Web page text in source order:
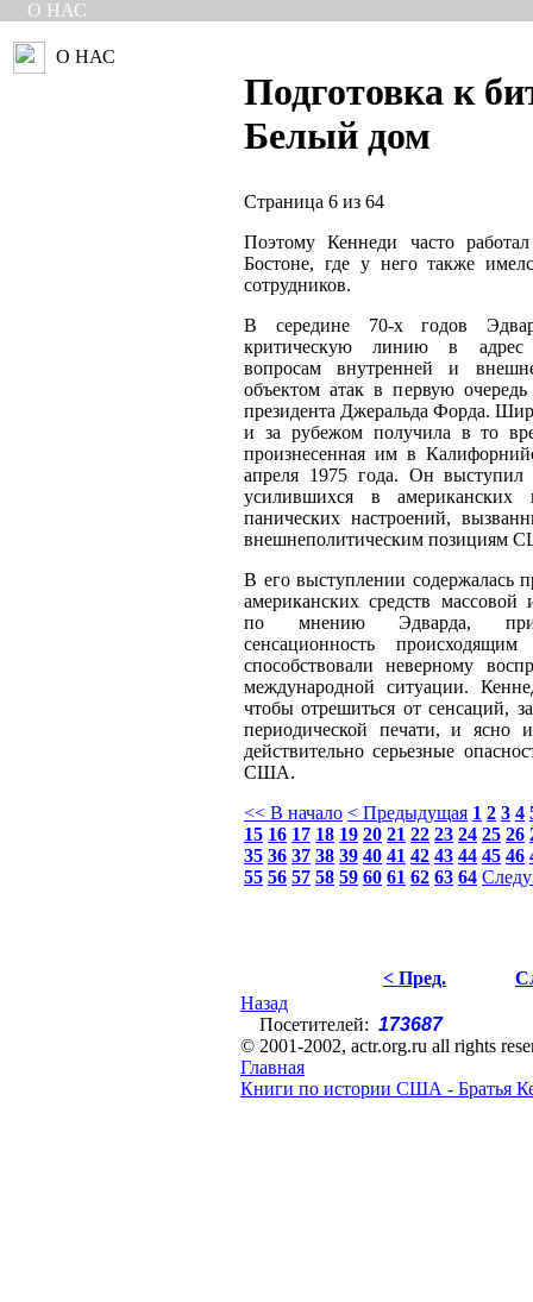
О НАС
О НАС
Подготовка к
Белый дом
Страница 6 из 64
Поэтому Кеннеди часто
Бостоне, где у него также
сотрудников.
В середине 70-х годов
критическую линию в адрес
вопросам внутренней и
объектом атак в первую
президента Джеральда Форда.
и за рубежом получила в то
произнесенная им в
апреля 1975 года. Он выступил
усилившихся в американских
панических настроений,
внешнеполитическим позициям
В его выступлении содержалась
американских средств
по мнению Эдварда,
сенсационность
способствовали неверному
международной ситуации.
чтобы отрешиться от сенсаций,
периодической печати, и ясно
действительно серьезные
США.
<< В начало < Предыдущая 1 2 3 4
15 16 17 18 19 20 21 22 23 24 25 26
35 36 37 38 39 40 41 42 43 44 45 46
55 56 57 58 59 60 61 62 63 64
< Пред.
Назад
Посетителей: 173687
© 2001-2002, actr.org.ru all rights
Главная
Книги по истории США - Братья